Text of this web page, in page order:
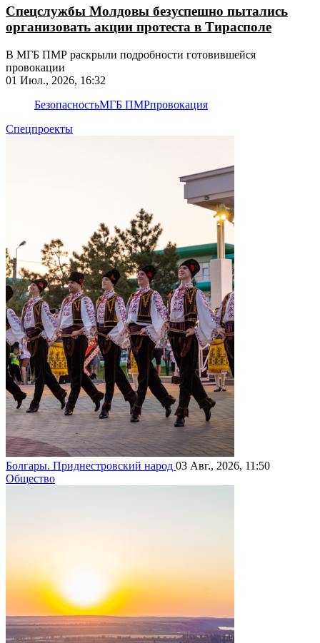
Спецслужбы Молдовы безуспешно пытались
организовать акции протеста в Тирасполе
В МГБ ПМР раскрыли подробности готовившейся
провокации
01 Июл., 2026, 16:32
БезопасностьМГБ ПМРпровокация
Спецпроекты
Болгары. Приднестровский народ 03 Авг., 2026, 11:50
Общество